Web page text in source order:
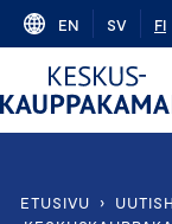
Skip
content
EN SV FI
ETUSIVU ›